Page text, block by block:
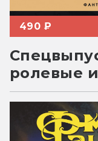
490 ₽
ролевые